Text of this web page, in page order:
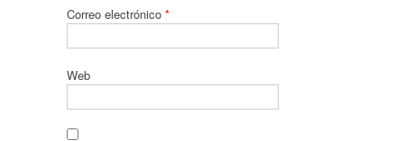
Correo electrónico *
Web